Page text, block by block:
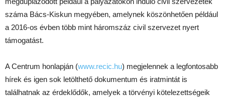
száma Bács-Kiskun megyében, amelynek köszönhetően például
a 2016-os évben több mint háromszáz civil szervezet nyert
támogatást.
A Centrum honlapján (www.recic.hu) megjelennek a legfontosabb
hírek és igen sok letölthető dokumentum és iratmintát is
találhatnak az érdeklődők, amelyek a törvényi kötelezettségeik